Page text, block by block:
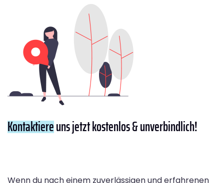
Kontaktiereuns jetzt kostenlos & unverbindlich!
Wenn du nach einem zuverlässigen und erfahrenen